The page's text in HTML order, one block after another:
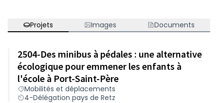
Projets Images Documents
2504-Des minibus à pédales : une alternative
écologique pour emmener les enfants à
l'école à Port-Saint-Père
Mobilités et déplacements
4-Délégation pays de Retz